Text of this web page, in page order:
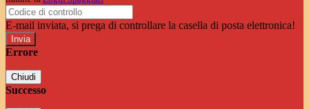
E-mail inviata, si prega di controllare la casella di posta elettronica!
Errore
Chiudi
Successo